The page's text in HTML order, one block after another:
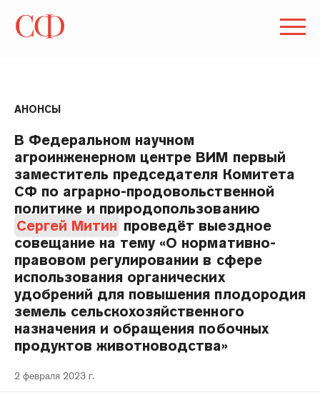
АНОНСЫ
В Федеральном научном
агроинженерном центре ВИМ первый
заместитель председателя Комитета
СФ по аграрно-продовольственной
политике и природопользованию
Сергей Митин проведёт выездное
совещание на тему «О нормативно-
правовом регулировании в сфере
использования органических
удобрений для повышения плодородия
земель сельскохозяйственного
назначения и обращения побочных
продуктов животноводства»
2 февраля 2023 г.